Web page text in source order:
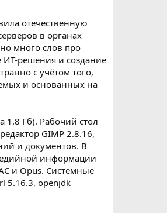
отечественнyю
в органах
много слов про
ИТ-решения и создание
с учётом того,
и основанных на
1.8 Гб). Рабочий стол
GIMP 2.8.16,
и документов. В
информации
и Opus. Системные
5.16.3, openjdk